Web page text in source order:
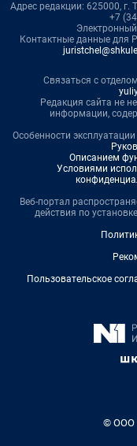
Адрес редакции: 625000, г.
+7
Контактные данные для
Связаться с
Редакция сайта не
информации,
Особенности
Описанием
Условиями
Веб-портал
действия по
Пользовательское
© ООО